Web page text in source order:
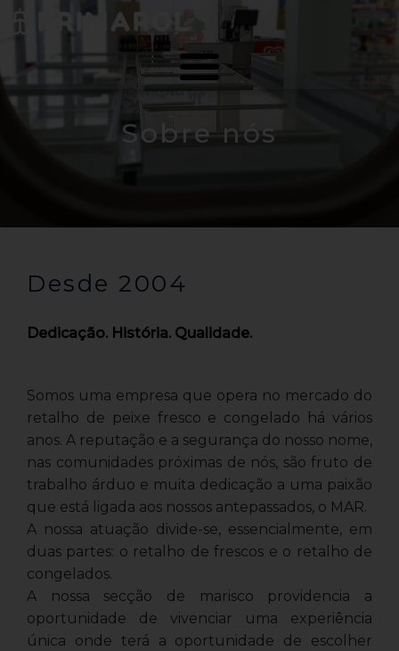
Skip
Sobre nós
Desde 2004
Dedicação. História. Qualidade.
Somos uma empresa que opera no mercado do
retalho de peixe fresco e congelado há vários
anos. A reputação e a segurança do nosso nome,
nas comunidades próximas de nós, são fruto de
trabalho árduo e muita dedicação a uma paixão
que está ligada aos nossos antepassados, o MAR.
A nossa atuação divide-se, essencialmente, em
duas partes: o retalho de frescos e o retalho de
congelados.
A nossa secção de marisco providencia a
oportunidade de vivenciar uma experiência
única onde terá a oportunidade de escolher